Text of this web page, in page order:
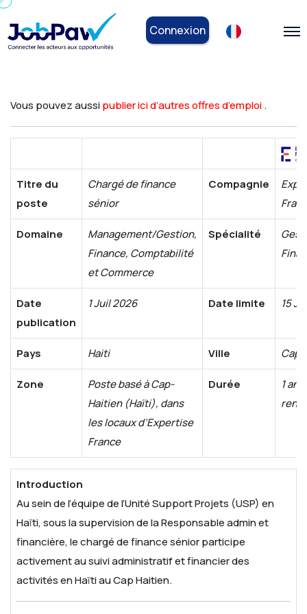
Connexion
Vous pouvez aussipublier ici d’autres offres d’emploi.
Titre du
poste
Chargé de finance
sénior
Compagnie
Domaine
Management/Gestion,
Finance, Comptabilité
et Commerce
Spécialité
Date
publication
1 Juil 2026 Date limite 15
Pays Haiti Ville
Zone
Poste basé à Cap-
Haitien (Haïti), dans
les locaux d’Expertise
France
Durée
1 an
Introduction
Au sein de l’équipe de l’Unité Support Projets (USP) en
Haïti, sous la supervision de la Responsable admin et
financière, le chargé de finance sénior participe
activement au suivi administratif et financier des
activités en Haïti au Cap Haitien.